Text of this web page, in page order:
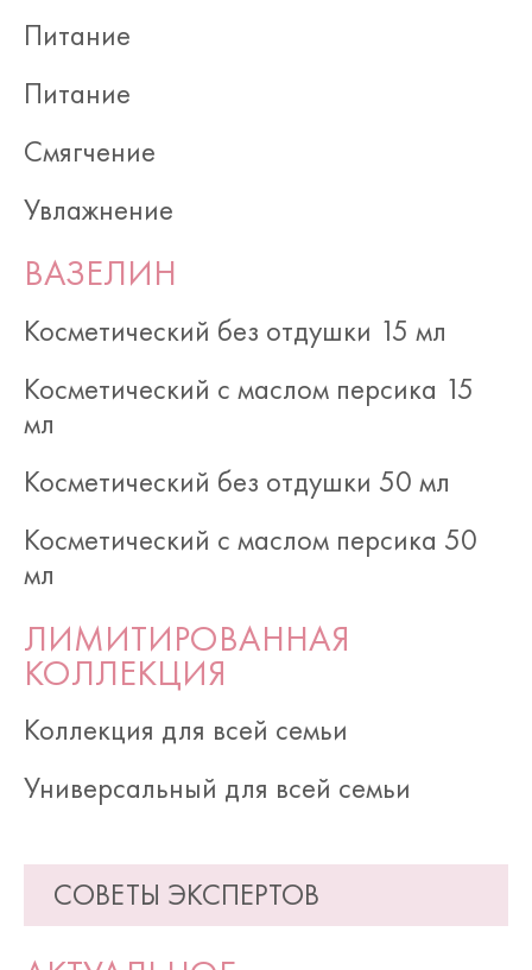
Питание
Питание
Смягчение
Увлажнение
ВАЗЕЛИН
Косметический без отдушки 15 мл
Косметический с маслом персика 15
мл
Косметический без отдушки 50 мл
Косметический с маслом персика 50
мл
ЛИМИТИРОВАННАЯ
КОЛЛЕКЦИЯ
Коллекция для всей семьи
Универсальный для всей семьи
СОВЕТЫ ЭКСПЕРТОВ